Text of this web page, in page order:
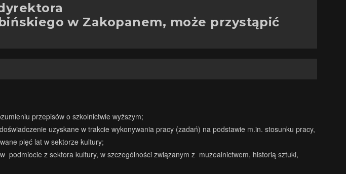
w Zakopanem, może przystąpić
przepisów o szkolnictwie wyższym;
uzyskane w trakcie wykonywania pracy (zadań) na podstawie m.in. stosunku pracy,
pięć lat w sektorze kultury;
podmiocie z sektora kultury, w szczególności związanym z muzealnictwem, historią sztuki,